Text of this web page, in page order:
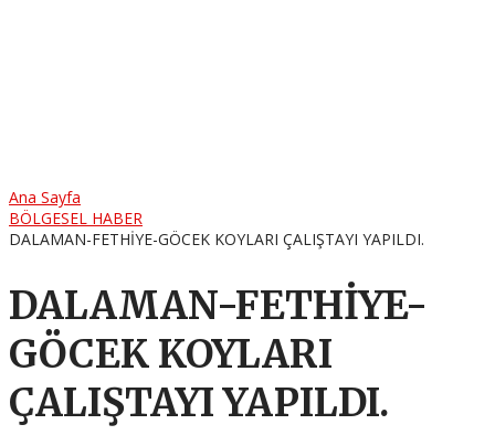
Ana Sayfa
BÖLGESEL HABER
DALAMAN-FETHİYE-GÖCEK KOYLARI ÇALIŞTAYI YAPILDI.
DALAMAN-FETHİYE-
GÖCEK KOYLARI
ÇALIŞTAYI YAPILDI.